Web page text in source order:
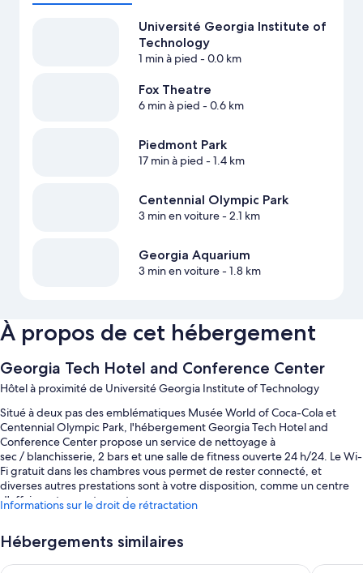
Université Georgia Institute of
Technology
1 min à pied - 0.0 km
Fox Theatre
6 min à pied - 0.6 km
Piedmont Park
17 min à pied - 1.4 km
Centennial Olympic Park
3 min en voiture- 2.1 km
Georgia Aquarium
3 min en voiture- 1.8 km
À propos de cet hébergement
Georgia Tech Hotel and Conference Center
Hôtel à proximité de Université Georgia Institute of Technology
Situé à deux pas des emblématiques Musée World of Coca-Cola et
Centennial Olympic Park, l'hébergement Georgia Tech Hotel and
Conference Center propose un service de nettoyage à
sec / blanchisserie, 2 bars et une salle de fitness ouverte 24 h/24. Le Wi-
Fi gratuit dans les chambres vous permet de rester connecté, et
diverses autres prestations sont à votre disposition, comme un centre
d'affaires et un restaurant.
Piscine couverte
Informations sur le droit de rétractation
Hébergements similaires